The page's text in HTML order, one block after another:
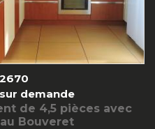
demande
de 4,5 pièces avec
Bouveret